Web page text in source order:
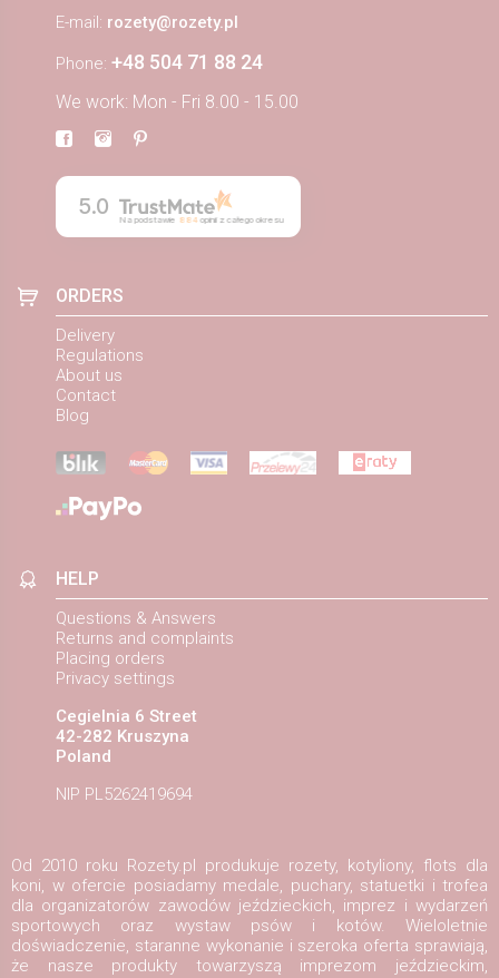
E-mail: rozety@rozety.pl
Phone: +48 504 71 88 24
We work: Mon - Fri 8.00 - 15.00
5.0
Na podstawie 884opinii z całego okresu
ORDERS
Delivery
Regulations
About us
Contact
Blog
HELP
Questions & Answers
Returns and complaints
Placing orders
Privacy settings
Cegielnia 6 Street
42-282 Kruszyna
Poland
NIP PL5262419694
Od 2010 roku Rozety.pl produkuje rozety, kotyliony, flots dla
koni, w ofercie posiadamy medale, puchary, statuetki i trofea
dla organizatorów zawodów jeździeckich, imprez i wydarzeń
sportowych oraz wystaw psów i kotów. Wieloletnie
doświadczenie, staranne wykonanie i szeroka oferta sprawiają,
że nasze produkty towarzyszą imprezom jeździeckim,